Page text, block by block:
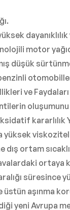
motor
düşük
ve
kararlılık
ortam
ortaya
üstün aşınma
yeni